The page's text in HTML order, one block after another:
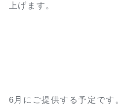
上げます。
6月にご提供する予定です。